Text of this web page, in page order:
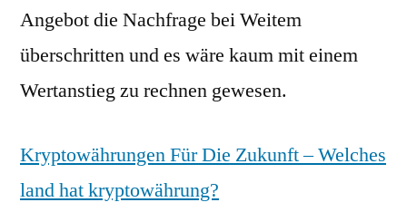
Angebot die Nachfrage bei Weitem
überschritten und es wäre kaum mit einem
Wertanstieg zu rechnen gewesen.
Kryptowährungen Für Die Zukunft – Welches
land hat kryptowährung?